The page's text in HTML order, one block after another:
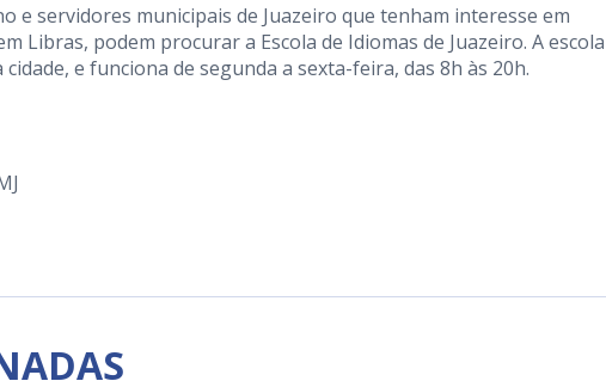
e servidores municipais de Juazeiro que tenham interesse em
Libras, podem procurar a Escola de Idiomas de Juazeiro. A
e funciona de segunda a sexta-feira, das 8h às 20h.